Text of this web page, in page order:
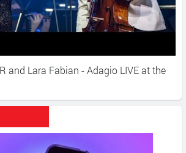
and Lara Fabian - Adagio LIVE at the